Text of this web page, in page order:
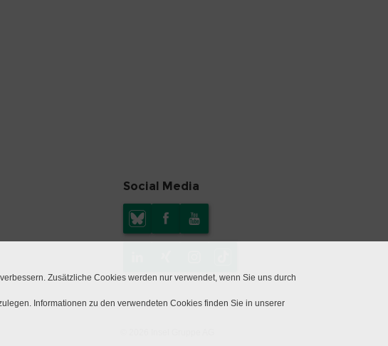
Social Media
Zusätzliche Cookies werden nur verwendet, wenn Sie uns durch
Informationen zu den verwendeten Cookies finden Sie in unserer